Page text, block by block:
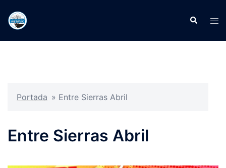
Portada » Entre Sierras Abril
Entre Sierras Abril